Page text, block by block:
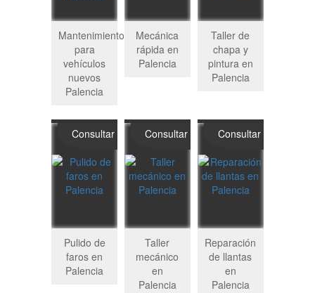
Mantenimiento
para
vehículos
nuevos
Palencia
Mecánica
rápida en
Palencia
Taller de
chapa y
pintura en
Palencia
Consultar
Pulido de
faros en
Palencia
Consultar
Taller
mecánico
en
Palencia
Consultar
Reparación
de llantas
en
Palencia